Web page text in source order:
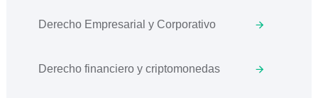
Derecho Empresarial y Corporativo
Derecho financiero y criptomonedas